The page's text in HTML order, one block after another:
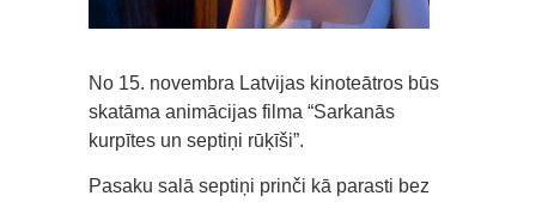
No 15. novembra Latvijas kinoteātros būs
skatāma animācijas filma “Sarkanās
kurpītes un septiņi rūķīši”.
Pasaku salā septiņi prinči kā parasti bez